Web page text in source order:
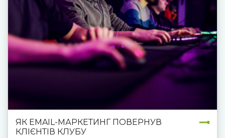
ЯК EMAIL-МАРКЕТИНГ ПОВЕРНУВ
КЛІЄНТІВ КЛУБУ